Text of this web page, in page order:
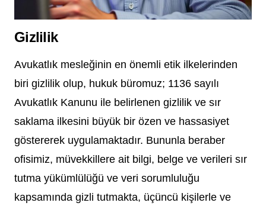
Gizlilik
Avukatlık mesleğinin en önemli etik ilkelerinden
biri gizlilik olup, hukuk büromuz; 1136 sayılı
Avukatlık Kanunu ile belirlenen gizlilik ve sır
saklama ilkesini büyük bir özen ve hassasiyet
göstererek uygulamaktadır. Bununla beraber
ofisimiz, müvekkillere ait bilgi, belge ve verileri sır
tutma yükümlülüğü ve veri sorumluluğu
kapsamında gizli tutmakta, üçüncü kişilerle ve